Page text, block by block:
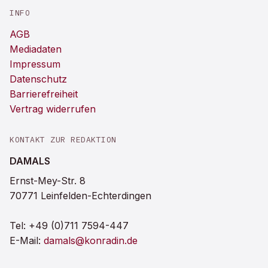
INFO
AGB
Mediadaten
Impressum
Datenschutz
Barrierefreiheit
Vertrag widerrufen
KONTAKT ZUR REDAKTION
DAMALS
Ernst-Mey-Str. 8
70771 Leinfelden-Echterdingen
Tel: +49 (0)711 7594-447
E-Mail: damals@konradin.de